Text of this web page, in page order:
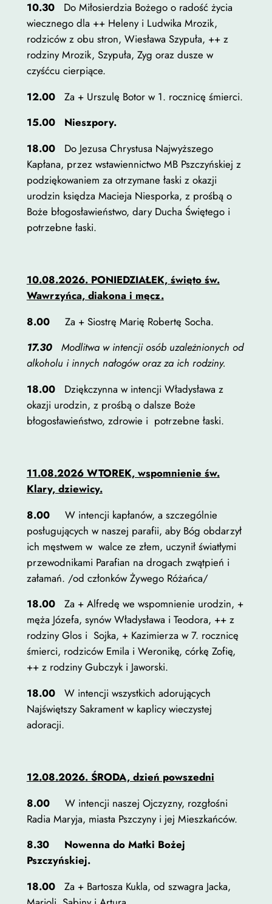
10.30Do Miłosierdzia Bożego o radość życia
wiecznego dla ++ Heleny i Ludwika Mrozik,
rodziców z obu stron, Wiesława Szypuła, ++ z
rodziny Mrozik, Szypuła, Zyg oraz dusze w
czyśćcu cierpiące.
12.00 Za + Urszulę Botor w 1. rocznicę śmierci.
15.00 Nieszpory.
18.00 Do Jezusa Chrystusa Najwyższego
Kapłana, przez wstawiennictwo MB Pszczyńskiej z
podziękowaniem za otrzymane łaski z okazji
urodzin księdza Macieja Niesporka, z prośbą o
Boże błogosławieństwo, dary Ducha Świętego i
potrzebne łaski.
10.08.2026. PONIEDZIAŁEK, święto św.
Wawrzyńca, diakona i męcz.
8.00 Za + Siostrę Marię Robertę Socha.
17.30 Modlitwa w intencji osób uzależnionych od
alkoholu i innych nałogów oraz za ich rodziny.
18.00 Dziękczynna w intencji Władysława z
okazji urodzin, z prośbą o dalsze Boże
błogosławieństwo, zdrowie i potrzebne łaski.
11.08.2026 WTOREK, wspomnienie św.
Klary, dziewicy.
8.00 W intencji kapłanów, a szczególnie
posługujących w naszej parafii, aby Bóg obdarzył
ich męstwem w walce ze złem, uczynił światłymi
przewodnikami Parafian na drogach zwątpień i
załamań. /od członków Żywego Różańca/
18.00 Za + Alfredę we wspomnienie urodzin, +
męża Józefa, synów Władysława i Teodora, ++ z
rodziny Glos i Sojka, + Kazimierza w 7. rocznicę
śmierci, rodziców Emila i Weronikę, córkę Zofię,
++ z rodziny Gubczyk i Jaworski.
18.00 W intencji wszystkich adorujących
Najświętszy Sakrament w kaplicy wieczystej
adoracji.
12.08.2026. ŚRODA, dzień powszedni
8.00 W intencji naszej Ojczyzny, rozgłośni
Radia Maryja, miasta Pszczyny i jej Mieszkańców.
8.30 Nowenna do Matki Bożej
Pszczyńskiej.
18.00 Za + Bartosza Kukla, od szwagra Jacka,
Aby nasza strona
internetowa
działała jak
najlepiej
podczas twojego
Jeśli odrzucisz te
internetowej.
Marketing
Udostępniając
odwiedzania naszej
strony, zwiększasz
zobaczenie
spersonalizowanych
treści i ofert.